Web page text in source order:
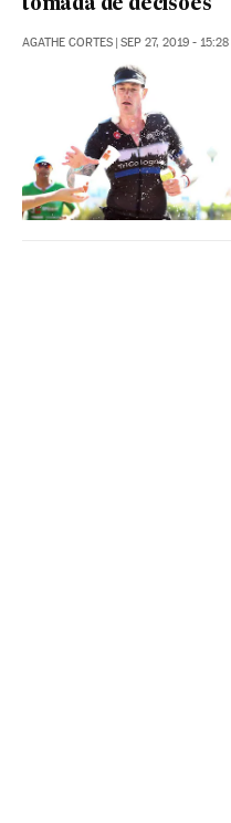
tomada de decisões
AGATHE CORTES | SEP 27, 2019 - 15:28